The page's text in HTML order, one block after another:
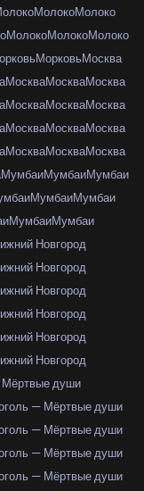
МолокоМолоко
МолокоМолокоМолоко
МорковьМосква
МоскваМоскваМосква
МоскваМоскваМосква
МоскваМоскваМосква
МоскваМоскваМосква
МумбаиМумбаиМумбаи
МумбаиМумбаи
МумбаиМумбаи
Новгород
Новгород
Новгород
Новгород
Новгород
Новгород
Мёртвые души
— Мёртвые души
— Мёртвые души
— Мёртвые души
— Мёртвые души